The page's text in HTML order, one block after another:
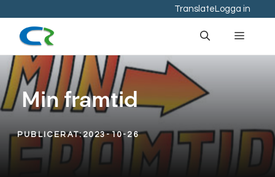
innehåll
Translate Logga in
Meny
Min framtid
PUBLICERAT:2023-10-26